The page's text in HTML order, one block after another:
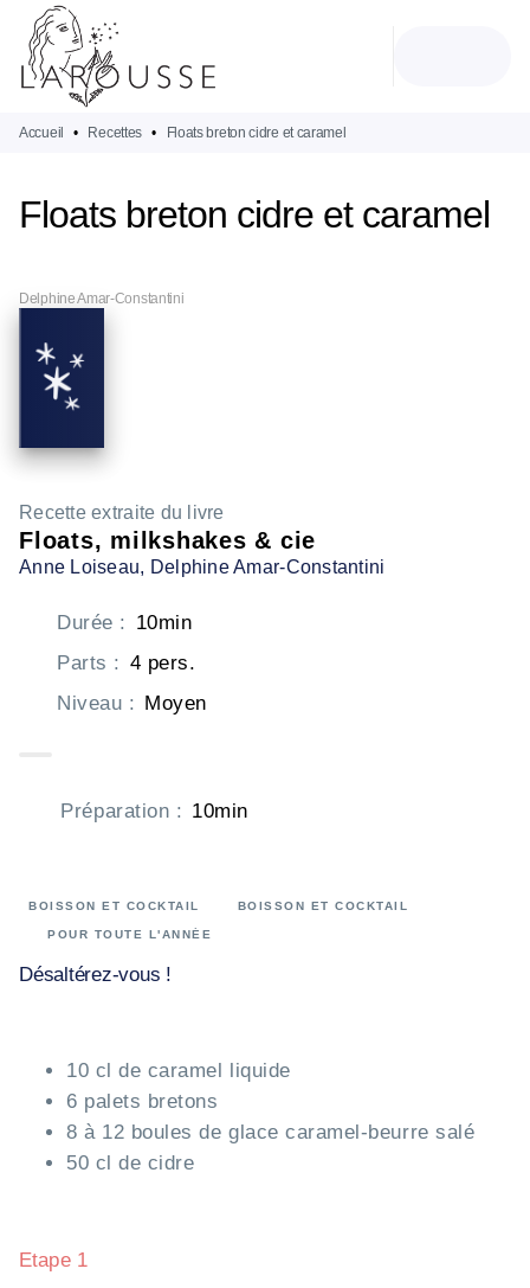
MENU
PIED DE PAGE
Accueil • Recettes • Floats breton cidre et caramel
Floats breton cidre et caramel
Delphine Amar-Constantini
Recette extraite du livre
Floats, milkshakes & cie
Anne Loiseau, Delphine Amar-Constantini
Durée : 10min
Parts : 4 pers.
Niveau : Moyen
Préparation : 10min
BOISSON ET COCKTAIL BOISSON ET COCKTAIL
POUR TOUTE L'ANNÉE
Désaltérez-vous !
10 cl de caramel liquide
6 palets bretons
8 à 12 boules de glace caramel-beurre salé
50 cl de cidre
Etape 1